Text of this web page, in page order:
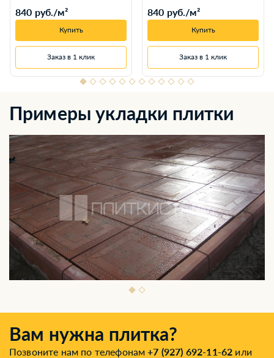
840 руб./м²
Купить
Заказ в 1 клик
840 руб./м²
Купить
Заказ в 1 клик
Примеры укладки плитки
Вам нужна плитка?
Позвоните нам по телефонам+7 (927) 692-11-62 или